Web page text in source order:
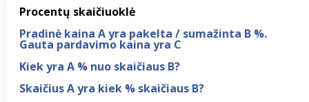
Procentų skaičiuoklė
Pradinė kaina A yra pakelta / sumažinta B %.
Gauta pardavimo kaina yra C
Kiek yra A % nuo skaičiaus B?
Skaičius A yra kiek % skaičiaus B?